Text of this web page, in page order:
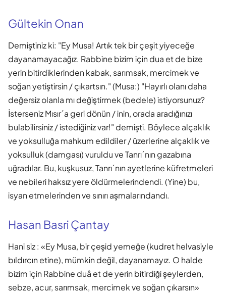
Gültekin Onan
Demiştiniz ki: "Ey Musa! Artık tek bir çeşit yiyeceğe
dayanamayacağız. Rabbine bizim için dua et de bize
yerin bitirdiklerinden kabak, sarımsak, mercimek ve
soğan yetiştirsin / çıkartsın." (Musa:) "Hayırlı olanı daha
değersiz olanla mı değiştirmek (bedele) istiyorsunuz?
İsterseniz Mısır´a geri dönün / inin, orada aradığınızı
bulabilirsiniz / istediğiniz var!" demişti. Böylece alçaklık
ve yoksulluğa mahkum edildiler / üzerlerine alçaklık ve
yoksulluk (damgası) vuruldu ve Tanrı´nın gazabına
uğradılar. Bu, kuşkusuz, Tanrı´nın ayetlerine küfretmeleri
ve nebileri haksız yere öldürmelerindendi. (Yine) bu,
isyan etmelerinden ve sınırı aşmalarındandı.
Hasan Basri Çantay
Hani siz : «Ey Musa, bir çeşid yemeğe (kudret helvasiyle
bıldırcın etine), mümkin değil, dayanamayız. O halde
bizim için Rabbine duâ et de yerin bitirdiği şeylerden,
sebze, acur, sarımsak, mercimek ve soğan çıkarsın»